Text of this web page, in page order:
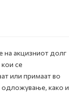
на акцизниот долг
се
или примаат во
одложување, како и